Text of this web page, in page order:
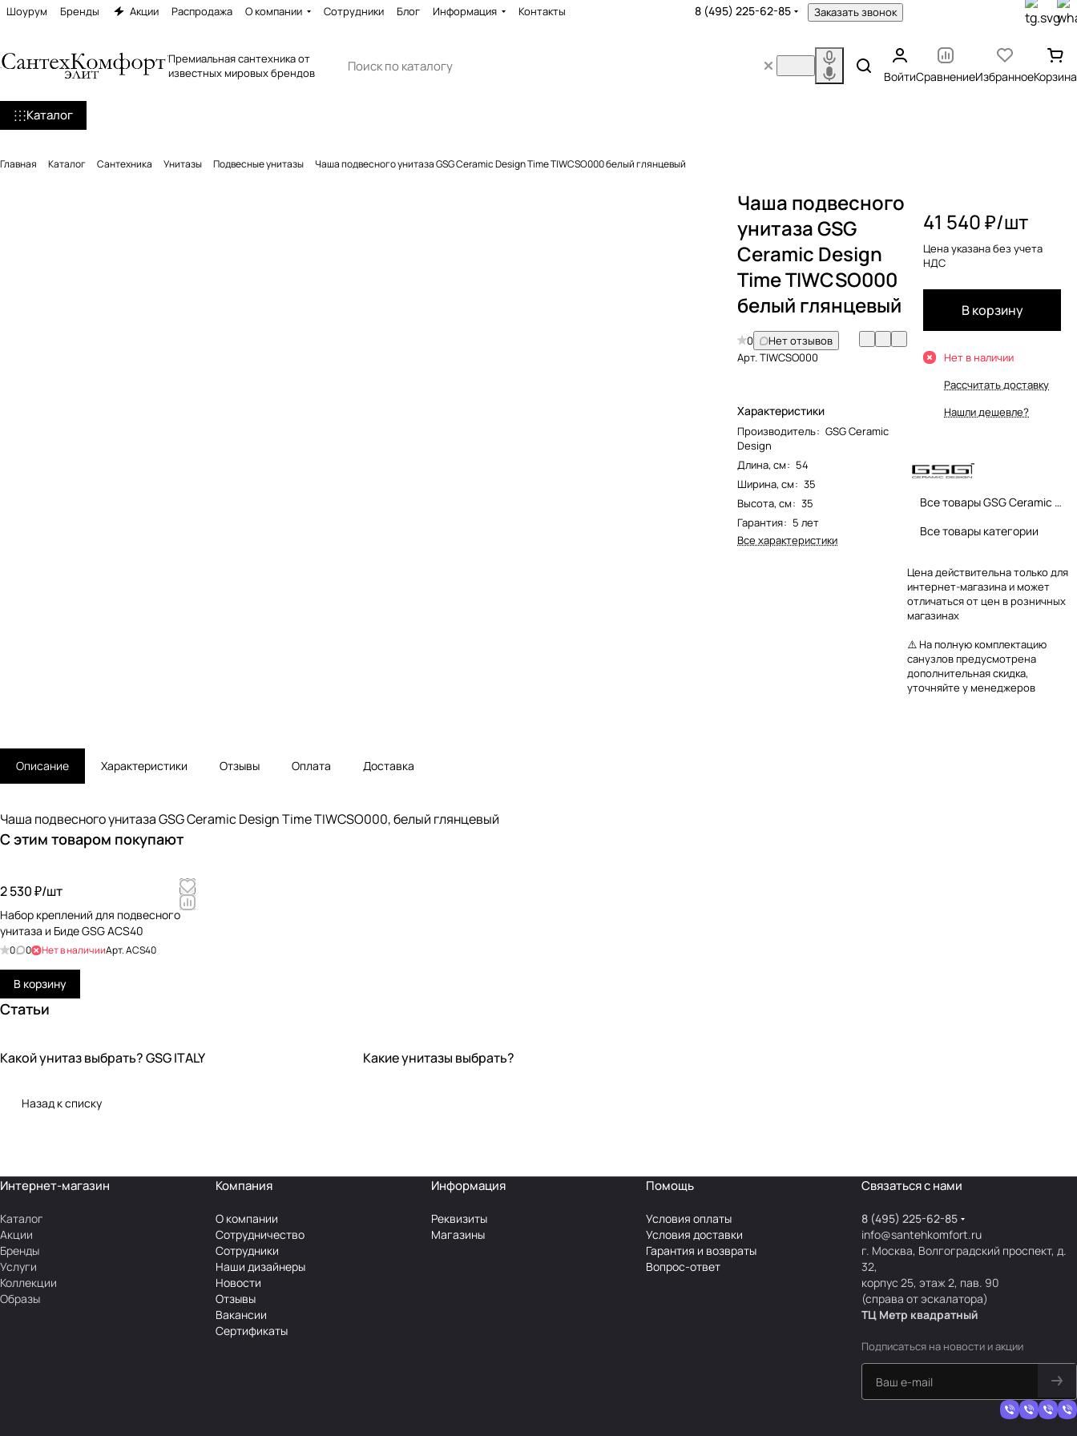
Шоурум Бренды Акции Распродажа О компании Сотрудники Блог Информация Контакты 8 (495) 225-62-85 Заказать звонок
Премиальная сантехника от
известных мировых брендов
ВойтиСравнениеИзбранноеКорзина
Каталог
Главная Каталог Сантехника Унитазы Подвесные унитазы Чаша подвесного унитаза GSG Ceramic Design Time TIWCSO000 белый глянцевый
Чаша подвесного
унитаза GSG
Ceramic Design
Time TIWCSO000
белый глянцевый
0
Нет отзывов
Арт.TIWCSO000
Характеристики
Производитель: GSG Ceramic
Design
Длина, см: 54
Ширина, см: 35
Высота, см: 35
Гарантия: 5 лет
Все характеристики
41 540 ₽/шт
Цена указана без учета
НДС
В корзину
Нет в наличии
Рассчитать доставку
Нашли дешевле?
Все товары GSG Ceramic Design
Все товары категории
Цена действительна только для
интернет-магазина и может
отличаться от цен в розничных
магазинах
⚠️ На полную комплектацию
санузлов предусмотрена
дополнительная скидка,
уточняйте у менеджеров
Описание Характеристики Отзывы Оплата Доставка
Чаша подвесного унитаза GSG Ceramic Design Time TIWCSO000, белый глянцевый
С этим товаром покупают
2 530 ₽/шт
Набор креплений для подвесного
унитаза и Биде GSG ACS40
0 0 Нет в наличииАрт.ACS40
В корзину
Статьи
Новинки
Какой унитаз выбрать? GSG ITALY Новинки
Какие унитазы выбрать?
Назад к списку
Интернет-магазин
Каталог
Акции
Бренды
Услуги
Коллекции
Образы
Компания
О компании
Сотрудничество
Сотрудники
Наши дизайнеры
Новости
Отзывы
Вакансии
Сертификаты
Информация
Реквизиты
Магазины
Помощь
Условия оплаты
Условия доставки
Гарантия и возвраты
Вопрос-ответ
Связаться с нами
8 (495) 225-62-85
info@santehkomfort.ru
г. Москва, Волгоградский проспект, д.
32,
корпус 25, этаж 2, пав. 90
(справа от эскалатора)
ТЦ Метр квадратный
Подписаться на новости и акции